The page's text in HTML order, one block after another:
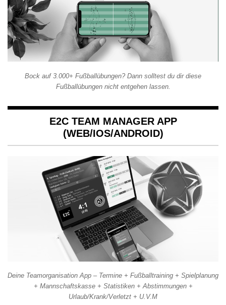
Bock auf 3.000+ Fußballübungen? Dann solltest du dir diese
Fußballübungen nicht entgehen lassen.
E2C TEAM MANAGER APP
(WEB/IOS/ANDROID)
Deine Teamorganisation App – Termine + Fußballtraining + Spielplanung
+ Mannschaftskasse + Statistiken + Abstimmungen +
Urlaub/Krank/Verletzt + U.V.M